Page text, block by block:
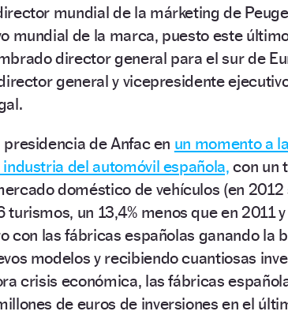
mundial de la márketing de
mundial de la marca, puesto este
director general para el sur de
general y vicepresidente
de Anfac en un momento a
del automóvil española, con un
doméstico de vehículos (en 2012
turismos, un 13,4% menos que en 2011
con las fábricas españolas ganando la
modelos y recibiendo cuantiosas
crisis económica, las fábricas
de euros de inversiones en el